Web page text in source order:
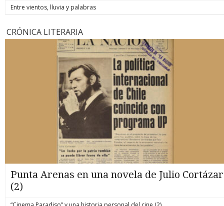
Entre vientos, lluvia y palabras
CRÓNICA LITERARIA
Punta Arenas en una novela de Julio Cortázar
(2)